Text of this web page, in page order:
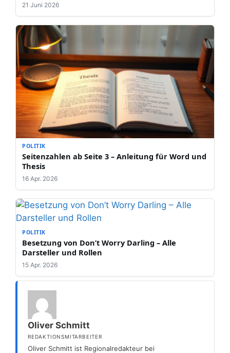
21 Juni 2026
POLITIK
Seitenzahlen ab Seite 3 – Anleitung für Word und
Thesis
16 Apr. 2026
POLITIK
Besetzung von Don’t Worry Darling – Alle
Darsteller und Rollen
15 Apr. 2026
Oliver Schmitt
REDAKTIONSMITARBEITER
Oliver Schmitt ist Regionalredakteur bei